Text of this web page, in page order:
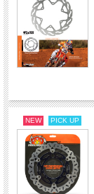
NEW PICK UP